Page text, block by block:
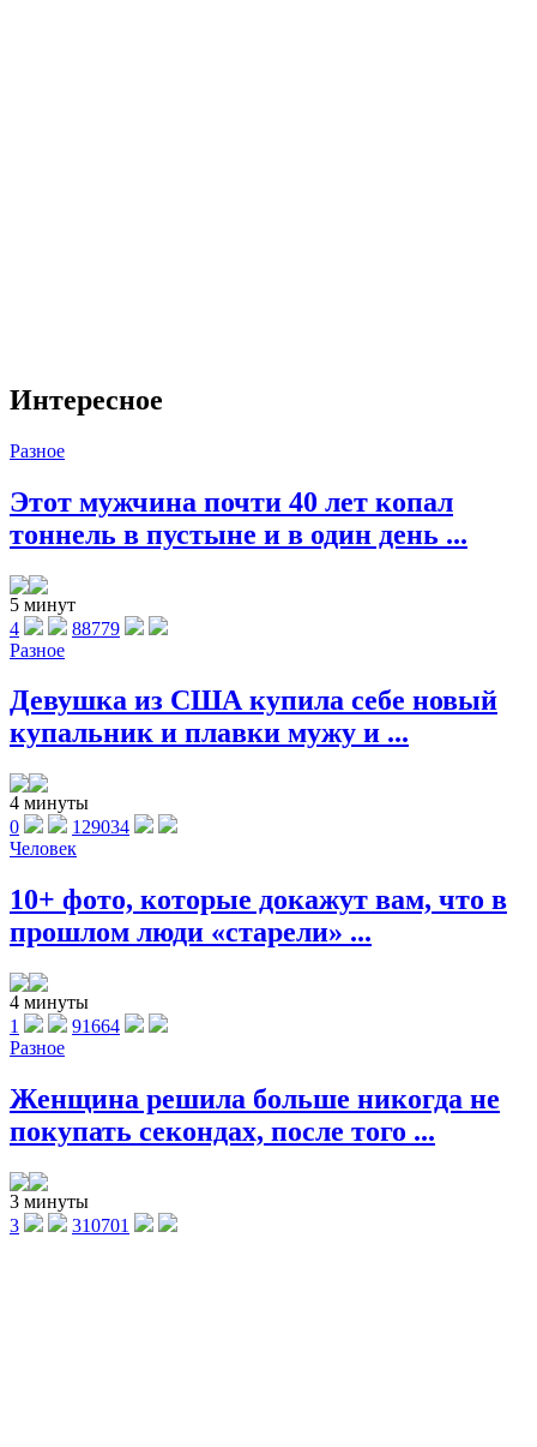
Интересное
Разное
Этот мужчина почти 40 лет копал
тоннель в пустыне и в один день ...
5 минут
4
88779
Разное
Девушка из США купила себе новый
купальник и плавки мужу и ...
4 минуты
0
129034
Человек
10+ фото, которые докажут вам, что в
прошлом люди «старели» ...
4 минуты
1
91664
Разное
Женщина решила больше никогда не
покупать секондах, после того ...
3 минуты
3
310701